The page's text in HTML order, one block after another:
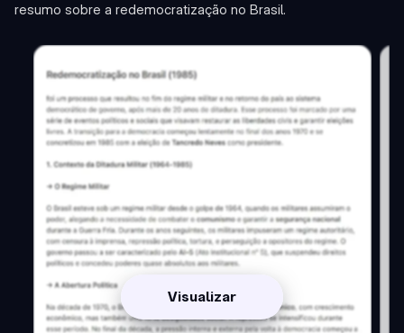
resumo sobre a redemocratização no Brasil.
Visualizar